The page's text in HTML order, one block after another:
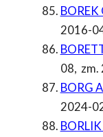
2016-
08,
BORG
2024-